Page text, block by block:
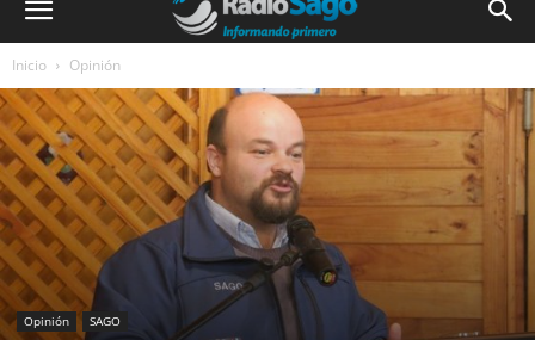
Inicio Opinión
Opinión SAGO